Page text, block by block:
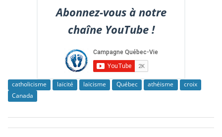
Abonnez-vous à notre
chaîne YouTube !
catholicisme laïcité laïcisme Québec athéisme
croix
Canada